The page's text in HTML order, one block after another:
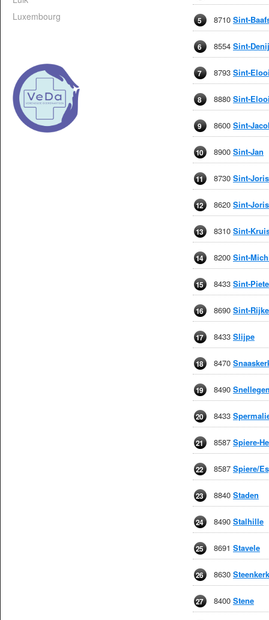
Luxembourg
5 8710 Sint-
6 8554 Sint-
7 8793 Sint-
8 8880 Sint-
9 8600 Sint-
10 8900 Sint-Jan
11 8730 Sint-
12 8620 Sint-
13 8310 Sint-
14 8200 Sint-
15 8433 Sint-
16 8690 Sint-
17 8433 Slijpe
18 8470
19 8490
20 8433
21 8587 Spiere-
22 8587 Spiere/
23 8840 Staden
24 8490 Stalhille
25 8691 Stavele
26 8630
27 8400 Stene